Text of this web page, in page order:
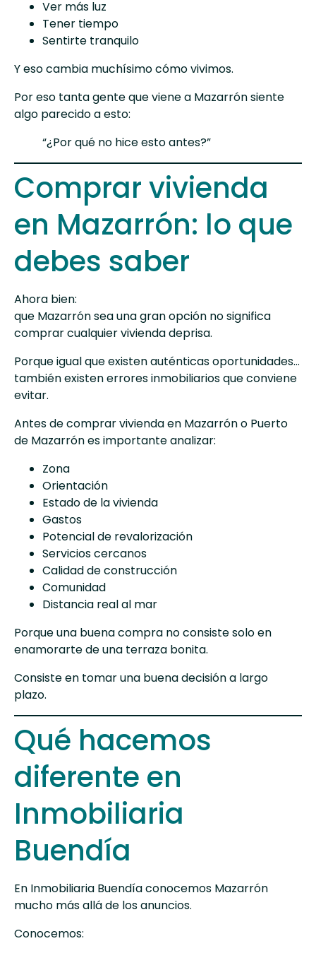
Ver más luz
Tener tiempo
Sentirte tranquilo
Y eso cambia muchísimo cómo vivimos.
Por eso tanta gente que viene a Mazarrón siente
algo parecido a esto:
“¿Por qué no hice esto antes?”
Comprar vivienda
en Mazarrón: lo que
debes saber
Ahora bien:
que Mazarrón sea una gran opción no significa
comprar cualquier vivienda deprisa.
Porque igual que existen auténticas oportunidades…
también existen errores inmobiliarios que conviene
evitar.
Antes de comprar vivienda en Mazarrón o Puerto
de Mazarrón es importante analizar:
Zona
Orientación
Estado de la vivienda
Gastos
Potencial de revalorización
Servicios cercanos
Calidad de construcción
Comunidad
Distancia real al mar
Porque una buena compra no consiste solo en
enamorarte de una terraza bonita.
Consiste en tomar una buena decisión a largo
plazo.
Qué hacemos
diferente en
Inmobiliaria
Buendía
En Inmobiliaria Buendíaconocemos Mazarrón
mucho más allá de los anuncios.
Conocemos: